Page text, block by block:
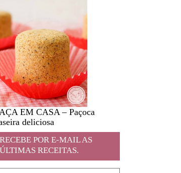
EM CASA – Paçoca
deliciosa
RECEBE POR E-MAIL AS
ÚLTIMAS RECEITAS.